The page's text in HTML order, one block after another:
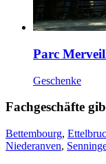
Parc
Geschenke
Fachgeschäfte
Bettembourg,
Niederanven,